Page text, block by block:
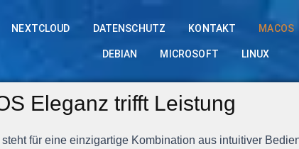
NEXTCLOUD DATENSCHUTZ KONTAKT MACOS
DEBIAN MICROSOFT LINUX
Eleganz trifft Leistung
für eine einzigartige Kombination aus intuitiver